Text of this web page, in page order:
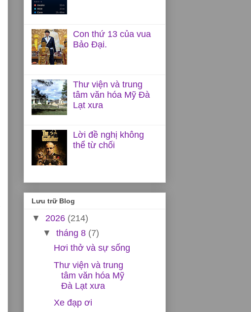
Con thứ 13 của vua
Bảo Đại.
Thư viện và trung
tâm văn hóa Mỹ Đà
Lạt xưa
Lời đề nghị không
thể từ chối
Lưu trữ Blog
▼ 2026 (214)
▼ tháng 8 (7)
Hơi thở và sự sống
Thư viện và trung
tâm văn hóa Mỹ
Đà Lạt xưa
Xe đạp ơi